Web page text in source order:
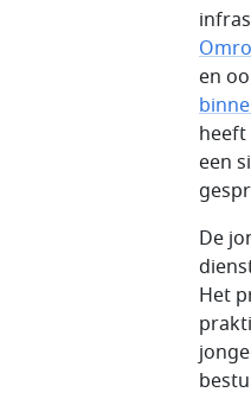
en
heeft
een
De
Het